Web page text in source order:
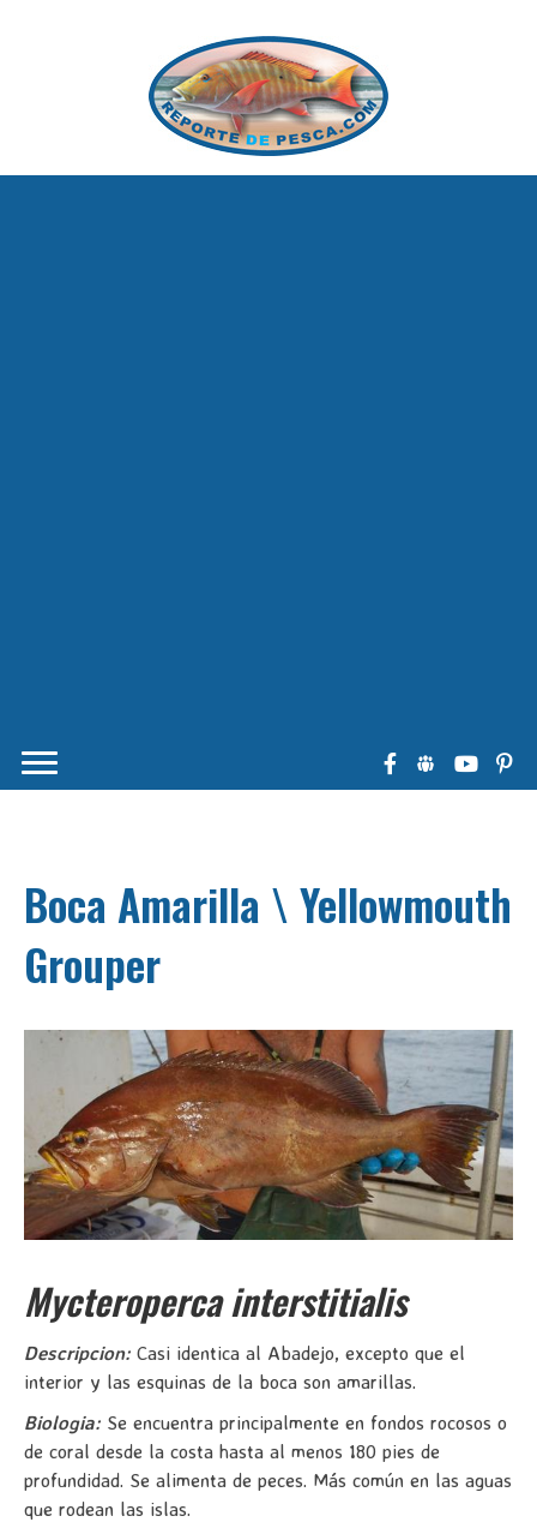
Boca Amarilla \ Yellowmouth
Grouper
Mycteroperca interstitialis
Descripcion: Casi identica al Abadejo, excepto que el
interior y las esquinas de la boca son amarillas.
Biologia: Se encuentra principalmente en fondos rocosos o
de coral desde la costa hasta al menos 180 pies de
profundidad. Se alimenta de peces. Más común en las aguas
que rodean las islas.